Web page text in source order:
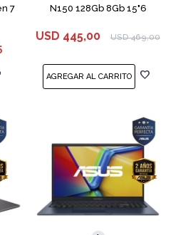
7
N150 128Gb 8Gb 15"6
USD 445,00 USD 469,00
COMPARAR